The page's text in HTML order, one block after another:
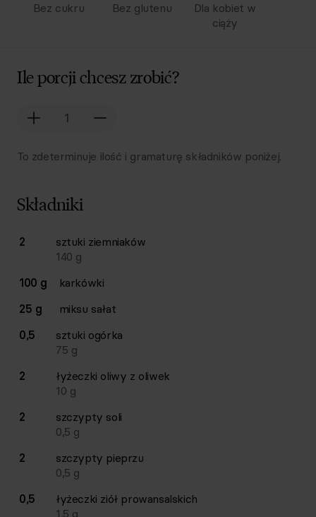
Bez cukru Bez glutenu
Dla kobiet w
ciąży
Ile porcji chcesz zrobić?
To zdeterminuje ilość i gramaturę składników poniżej.
Składniki
Lista składników przepisu z ilościami i wagami
Ilość Składnik
2 sztuki ziemniaków
140 g
100 g
karkówki
25 g
miksu sałat
0,5
sztuki ogórka
75 g
2
łyżeczki oliwy z oliwek
10 g
2
szczypty soli
0,5 g
2
szczypty pieprzu
0,5 g
0,5
łyżeczki ziół prowansalskich
1,5 g